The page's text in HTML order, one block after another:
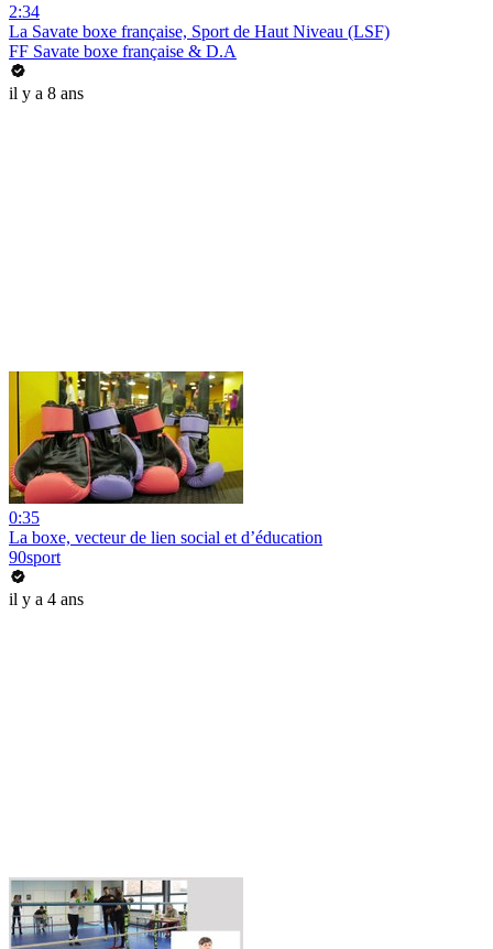
2:34
La Savate boxe française, Sport de Haut Niveau (LSF)
FF Savate boxe française & D.A
il y a 8 ans
0:35
La boxe, vecteur de lien social et d’éducation
90sport
il y a 4 ans